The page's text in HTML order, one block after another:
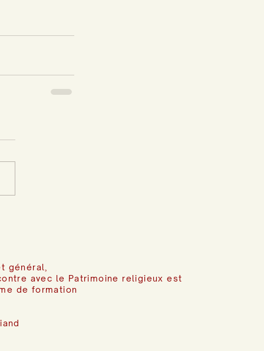
général,
avec le Patrimoine religieux est
de formation